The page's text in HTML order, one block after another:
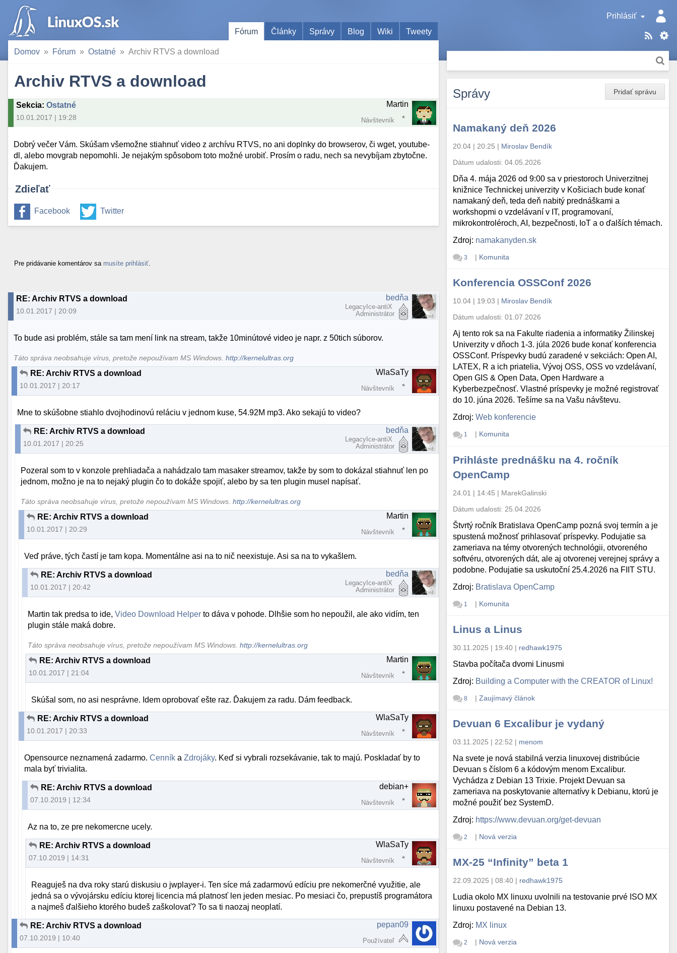
Prihlásiť
Fórum
Články Správy Blog Wiki Tweety
Domov Fórum Ostatné Archiv RTVS a download
Archiv RTVS a download
Sekcia: Ostatné
10.01.2017 | 19:28
Martin
Návštevník
Dobrý večer Vám. Skúšam všemožne stiahnuť video z archívu RTVS, no ani doplnky do browserov, či wget, youtube-
dl, alebo movgrab nepomohli. Je nejakým spôsobom toto možné urobiť. Prosím o radu, nech sa nevybíjam zbytočne.
Ďakujem.
Zdieľať
Facebook Twitter
Pre pridávanie komentárov sa musíte prihlásiť
RE: Archiv RTVS a download
10.01.2017 | 20:09
bedňa
LegacyIce-antiX
Administrátor
To bude asi problém, stále sa tam mení link na stream, takže 10minútové video je napr. z 50tich súborov.
Táto správa neobsahuje vírus, pretože nepoužívam MS Windows.http://kernelultras.org
RE: Archiv RTVS a download
10.01.2017 | 20:17
WlaSaTy
Návštevník
Mne to skúšobne stiahlo dvojhodinovú reláciu v jednom kuse, 54.92M mp3. Ako sekajú to video?
RE: Archiv RTVS a download
10.01.2017 | 20:25
bedňa
LegacyIce-antiX
Administrátor
Pozeral som to v konzole prehliadača a nahádzalo tam masaker streamov, takže by som to dokázal stiahnuť len po
jednom, možno je na to nejaký plugin čo to dokáže spojiť, alebo by sa ten plugin musel napísať.
Táto správa neobsahuje vírus, pretože nepoužívam MS Windows.http://kernelultras.org
RE: Archiv RTVS a download
10.01.2017 | 20:29
Martin
Návštevník
Veď práve, tých častí je tam kopa. Momentálne asi na to nič neexistuje. Asi sa na to vykašlem.
RE: Archiv RTVS a download
10.01.2017 | 20:42
bedňa
LegacyIce-antiX
Administrátor
Martin tak predsa to ide,Video Download Helper to dáva v pohode. Dlhšie som ho nepoužil, ale ako vidím, ten
plugin stále maká dobre.
Táto správa neobsahuje vírus, pretože nepoužívam MS Windows.http://kernelultras.org
RE: Archiv RTVS a download
10.01.2017 | 21:04
Martin
Návštevník
Skúšal som, no asi nesprávne. Idem oprobovať ešte raz. Ďakujem za radu. Dám feedback.
RE: Archiv RTVS a download
10.01.2017 | 20:33
WlaSaTy
Návštevník
Opensource neznamená zadarmo.Cenník aZdrojáky. Keď si vybrali rozsekávanie, tak to majú. Poskladať by to
mala byť trivialita.
RE: Archiv RTVS a download
07.10.2019 | 12:34
debian+
Návštevník
Az na to, ze pre nekomercne ucely.
RE: Archiv RTVS a download
07.10.2019 | 14:31
WlaSaTy
Návštevník
Reaguješ na dva roky starú diskusiu o jwplayer-i. Ten síce má zadarmovú edíciu pre nekomerčné využitie, ale
jedná sa o vývojársku edíciu ktorej licencia má platnosť len jeden mesiac. Po mesiaci čo, prepustíš programátora
a najmeš ďalšieho ktorého budeš zaškolovať? To sa ti naozaj neoplatí.
RE: Archiv RTVS a download
07.10.2019 | 10:40
pepan09
Používateľ
Pridať správu
Správy
Namakaný deň 2026
20.04 | 20:25 | Miroslav Bendík
Dátum udalosti:04.05.2026
Dňa 4. mája 2026 od 9:00 sa v priestoroch Univerzitnej
knižnice Technickej univerzity v Košiciach bude konať
namakaný deň, teda deň nabitý prednáškami a
workshopmi o vzdelávaní v IT, programovaní,
mikrokontroléroch, AI, bezpečnosti, IoT a o ďalších témach.
Zdroj: namakanyden.sk
3 | Komunita
Konferencia OSSConf 2026
10.04 | 19:03 | Miroslav Bendík
Dátum udalosti:01.07.2026
Aj tento rok sa na Fakulte riadenia a informatiky Žilinskej
Univerzity v dňoch 1-3. júla 2026 bude konať konferencia
OSSConf. Príspevky budú zaradené v sekciách: Open AI,
LATEX, R a ich priatelia, Vývoj OSS, OSS vo vzdelávaní,
Open GIS & Open Data, Open Hardware a
Kyberbezpečnosť. Vlastné príspevky je možné registrovať
do 10. júna 2026. Tešíme sa na Vašu návštevu.
Zdroj:Web konferencie
1 | Komunita
Prihláste prednášku na 4. ročník
OpenCamp
24.01 | 14:45 | MarekGalinski
Dátum udalosti: 25.04.2026
Štvrtý ročník Bratislava OpenCamp pozná svoj termín a je
spustená možnosť prihlasovať príspevky. Podujatie sa
zameriava na témy otvorených technológii, otvoreného
softvéru, otvorených dát, ale aj otvorenej verejnej správy a
podobne. Podujatie sa uskutoční 25.4.2026 na FIIT STU.
Zdroj: Bratislava OpenCamp
1 | Komunita
Linus a Linus
30.11.2025 | 19:40 | redhawk1975
Stavba počítača dvomi Linusmi
Zdroj: Building a Computer with the CREATOR of Linux!
8 | Zaujímavý článok
Devuan 6 Excalibur je vydaný
03.11.2025 | 22:52 | menom
Na svete je nová stabilná verzia linuxovej distribúcie
Devuan s číslom 6 a kódovým menom Excalibur.
Vychádza z Debian 13 Trixie. Projekt Devuan sa
zameriava na poskytovanie alternatívy k Debianu, ktorú je
možné použiť bez SystemD.
Zdroj: https://www.devuan.org/get-devuan
2 | Nová verzia
MX-25 “Infinity” beta 1
22.09.2025 | 08:40 | redhawk1975
Ludia okolo MX linuxu uvolnili na testovanie prvé ISO MX
linuxu postavené na Debian 13.
Zdroj: MX linux
2 | Nová verzia